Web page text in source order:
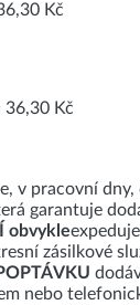
Kč
36,30 Kč
v pracovní
garantuje
obvykle
zásilkové
nebo